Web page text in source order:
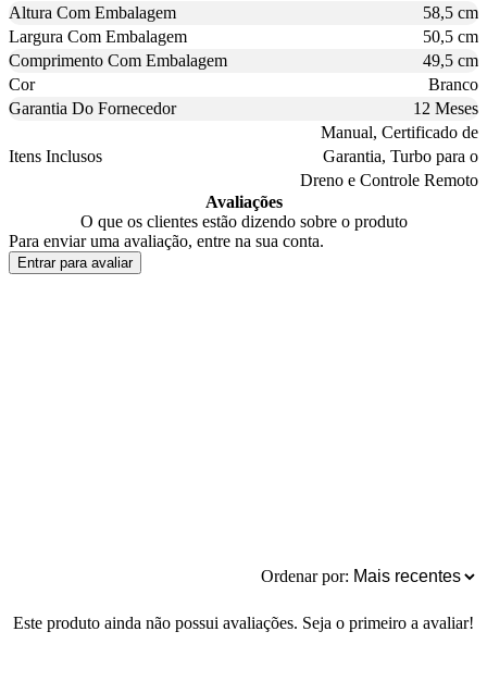
Altura Com Embalagem
58,5 cm
Largura Com Embalagem
50,5 cm
Comprimento Com Embalagem
49,5 cm
Cor
Branco
Garantia Do Fornecedor
12 Meses
Itens Inclusos
Manual, Certificado de
Garantia, Turbo para o
Dreno e Controle Remoto
Avaliações
O que os clientes estão dizendo sobre o produto
Para enviar uma avaliação, entre na sua conta.
Entrar para avaliar
Ordenar por:
Este produto ainda não possui avaliações. Seja o primeiro a avaliar!